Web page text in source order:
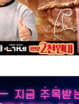
신고에 배신 사과 안 해"
따라 추진해선 안 돼"
상작 발표
담 제공
시